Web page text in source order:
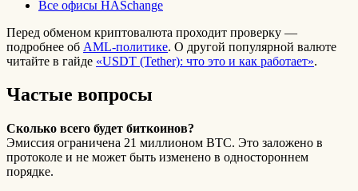
Все офисы HASchange
Перед обменом криптовалюта проходит проверку —
подробнее об AML-политике. О другой популярной валюте
читайте в гайде «USDT (Tether): что это и как работает».
Частые вопросы
Сколько всего будет биткоинов?
Эмиссия ограничена 21 миллионом BTC. Это заложено в
протоколе и не может быть изменено в одностороннем
порядке.